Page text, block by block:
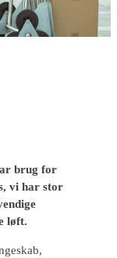
brug for
vi har stor
løft.